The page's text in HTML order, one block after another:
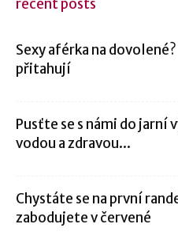
recent posts
Sexy aférka na
přitahují
Pusťte se s námi do jarní
vodou a zdravou...
Chystáte se na první
zabodujete v červené